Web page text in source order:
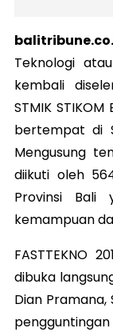
Teknologi
kembali
STMIK
bertempat di
Mengusung
diikuti oleh
Provinsi Bali
kemampuan
FASTTEKNO
dibuka
Dian Pramana,